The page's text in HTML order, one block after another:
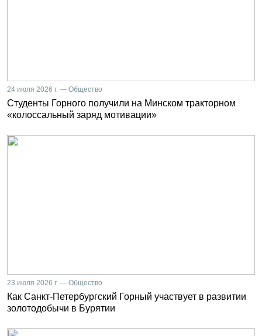
24 июля 2026 г. — Общество
Студенты Горного получили на Минском тракторном
«колоссальный заряд мотивации»
23 июля 2026 г. — Общество
Как Санкт-Петербургский Горный участвует в развитии
золотодобычи в Бурятии